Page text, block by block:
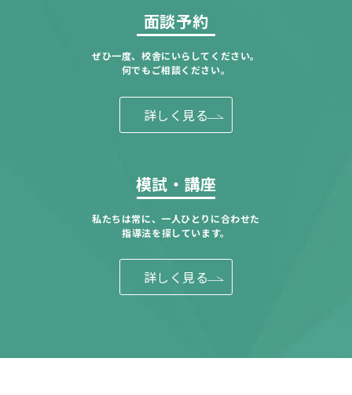
面談予約
ぜひ一度、校舎にいらしてください。
何でもご相談ください。
詳しく見る
模試・講座
私たちは常に、一人ひとりに合わせた
指導法を探しています。
詳しく見る